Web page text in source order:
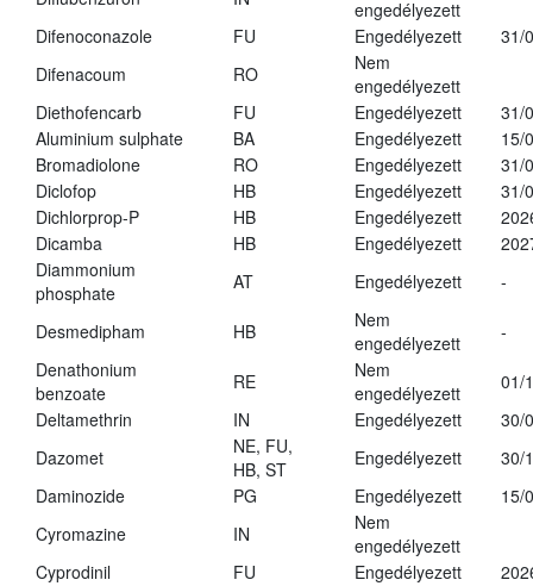
engedélyezett
Difenoconazole
FU Engedélyezett
31/
Difenacoum
RO
Nem
engedélyezett
Diethofencarb
FU Engedélyezett
31/
Aluminium sulphate
BA Engedélyezett
15/
Bromadiolone
RO Engedélyezett
31/
Diclofop
HB Engedélyezett
31/
Dichlorprop-P
HB Engedélyezett
Dicamba
HB Engedélyezett
Diammonium
phosphate
AT Engedélyezett -
Desmedipham HB
Nem
engedélyezett
-
Denathonium
benzoate
RE
Nem
engedélyezett
01/
Deltamethrin
IN Engedélyezett
30/
Dazomet
NE, FU,
HB, ST
Engedélyezett
30/
Daminozide
PG Engedélyezett
15/
Cyromazine
IN
Nem
engedélyezett
Cyprodinil
FU Engedélyezett